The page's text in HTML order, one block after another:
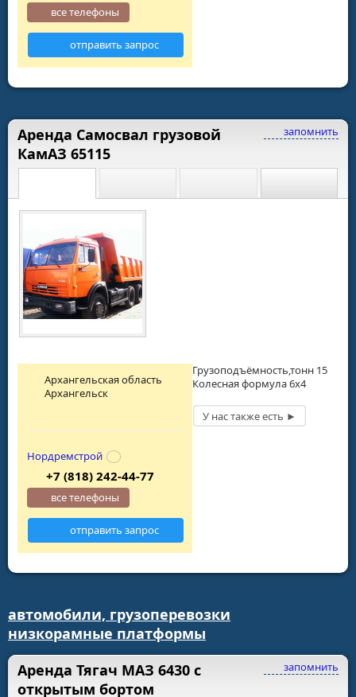
все телефоны
отправить запрос
запомнить
Аренда Самосвал грузовой
КамАЗ 65115
Грузоподъёмность,тонн 15
Колесная формула 6х4
Архангельская область
Архангельск
Нордремстрой
+7 (818) 242-44-77
все телефоны
отправить запрос
автомобили, грузоперевозки
низкорамные платформы
запомнить
Аренда Тягач МАЗ 6430 с
открытым бортом